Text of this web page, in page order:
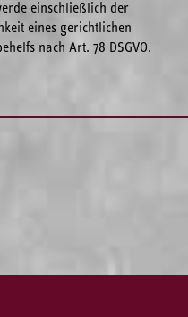
einschließlich der
eines gerichtlichen
nach Art. 78 DSGVO.